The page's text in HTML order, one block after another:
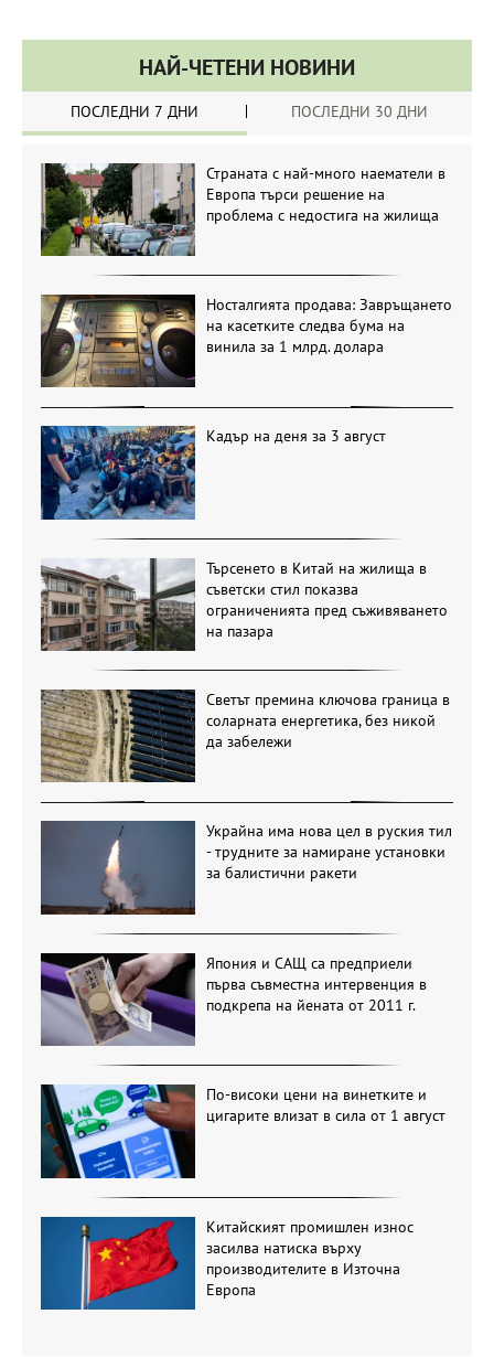
НАЙ-ЧЕТЕНИ НОВИНИ
ПОСЛЕДНИ 7 ДНИ ПОСЛЕДНИ 30 ДНИ
Страната с най-много наематели в
Европа търси решение на
проблема с недостига на жилища
Носталгията продава: Завръщането
на касетките следва бума на
винила за 1 млрд. долара
Кадър на деня за 3 август
Търсенето в Китай на жилища в
съветски стил показва
ограниченията пред съживяването
на пазара
Светът премина ключова граница в
соларната енергетика, без никой
да забележи
Украйна има нова цел в руския тил
- трудните за намиране установки
за балистични ракети
Япония и САЩ са предприели
първа съвместна интервенция в
подкрепа на йената от 2011 г.
По-високи цени на винетките и
цигарите влизат в сила от 1 август
Китайският промишлен износ
засилва натиска върху
производителите в Източна
Европа